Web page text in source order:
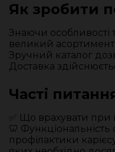
Як зробити
Знаючи особливості
великий асортимент
Зручний каталог
Доставка
Часті
✅ Що врахувати при
🦷
профілактики